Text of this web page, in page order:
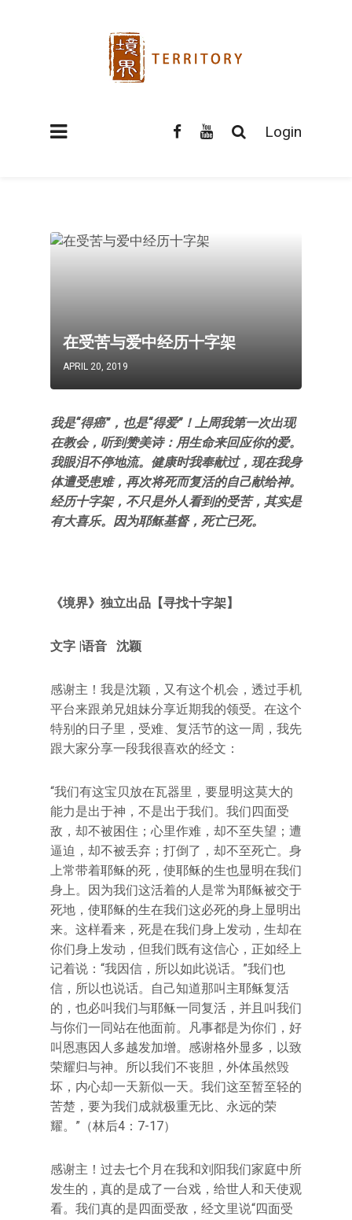
Login
在受苦与爱中经历十字架
APRIL 20, 2019
我是“得癌”，也是“得爱”！上周我第一次出现
在教会，听到赞美诗：用生命来回应你的爱。
我眼泪不停地流。健康时我奉献过，现在我身
体遭受患难，再次将死而复活的自己献给神。
经历十字架，不只是外人看到的受苦，其实是
有大喜乐。因为耶稣基督，死亡已死。
《境界》 独立出品【寻找十字架】
文字 |语音 沈颖
感谢主！我是沈颖，又有这个机会，透过手机
平台来跟弟兄姐妹分享近期我的领受。在这个
特别的日子里，受难、复活节的这一周，我先
跟大家分享一段我很喜欢的经文：
“我们有这宝贝放在瓦器里，要显明这莫大的
能力是出于神，不是出于我们。我们四面受
敌，却不被困住；心里作难，却不至失望；遭
逼迫，却不被丢弃；打倒了，却不至死亡。身
上常带着耶稣的死，使耶稣的生也显明在我们
身上。因为我们这活着的人是常为耶稣被交于
死地，使耶稣的生在我们这必死的身上显明出
来。这样看来，死是在我们身上发动，生却在
你们身上发动，但我们既有这信心，正如经上
记着说：“我因信，所以如此说话。”我们也
信，所以也说话。自己知道那叫主耶稣复活
的，也必叫我们与耶稣一同复活，并且叫我们
与你们一同站在他面前。凡事都是为你们，好
叫恩惠因人多越发加增。感谢格外显多，以致
荣耀归与神。所以我们不丧胆，外体虽然毁
坏，内心却一天新似一天。我们这至暂至轻的
苦楚，要为我们成就极重无比、永远的荣
耀。”（林后4：7-17）
感谢主！过去七个月在我和刘阳我们家庭中所
发生的，真的是成了一台戏，给世人和天使观
看。我们真的是四面受敌，经文里说“四面受